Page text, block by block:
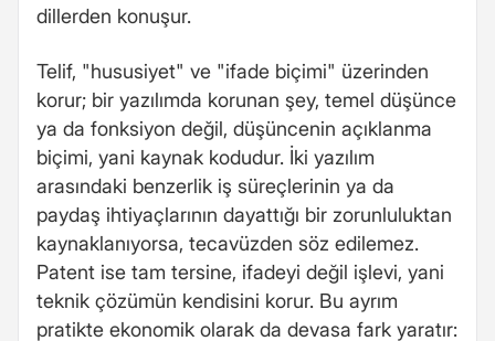
dillerden konuşur.
Telif, "hususiyet" ve "ifade biçimi" üzerinden
korur; bir yazılımda korunan şey, temel düşünce
ya da fonksiyon değil, düşüncenin açıklanma
biçimi, yani kaynak kodudur. İki yazılım
arasındaki benzerlik iş süreçlerinin ya da
paydaş ihtiyaçlarının dayattığı bir zorunluluktan
kaynaklanıyorsa, tecavüzden söz edilemez.
Patent ise tam tersine, ifadeyi değil işlevi, yani
teknik çözümün kendisini korur. Bu ayrım
pratikte ekonomik olarak da devasa fark yaratır: